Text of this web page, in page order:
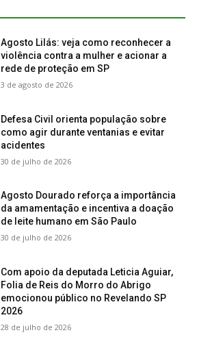
Agosto Lilás: veja como reconhecer a
violência contra a mulher e acionar a
rede de proteção em SP
3 de agosto de 2026
Defesa Civil orienta população sobre
como agir durante ventanias e evitar
acidentes
30 de julho de 2026
Agosto Dourado reforça a importância
da amamentação e incentiva a doação
de leite humano em São Paulo
30 de julho de 2026
Com apoio da deputada Leticia Aguiar,
Folia de Reis do Morro do Abrigo
emocionou público no Revelando SP
2026
28 de julho de 2026